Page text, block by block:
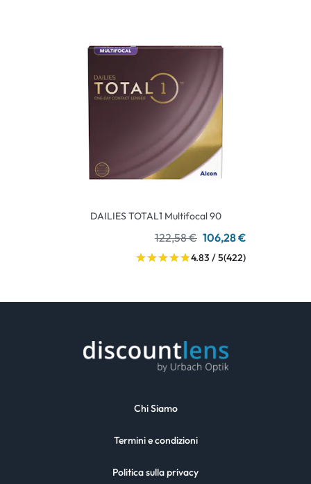
DAILIES TOTAL1 Multifocal 90
122,58 € 106,28 €
4.83 / 5(422)
Chi Siamo
Termini e condizioni
Politica sulla privacy